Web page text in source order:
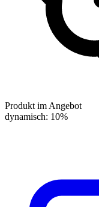
Produkt im Angebot
dynamisch: 10%